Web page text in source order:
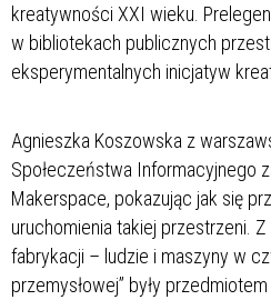
kreatywności XXI wieku.
w bibliotekach publicznych
eksperymentalnych inicjatyw
Agnieszka Koszowska z
Społeczeństwa Informacyjnego
Makerspace, pokazując jak się
uruchomienia takiej przestrzeni. Z
fabrykacji – ludzie i maszyny w
przemysłowej” były